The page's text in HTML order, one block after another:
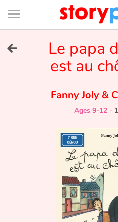
Connexion
Bibliothèque
de
page
Try for free
Tales and classics in french
Le papa
est au
Fanny Joly&
Ages 9-12 -